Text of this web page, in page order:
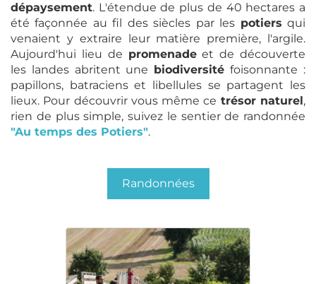
dépaysement. L'étendue de plus de 40 hectares a
été façonnée au fil des siècles par les potiers qui
venaient y extraire leur matière première, l'argile.
Aujourd'hui lieu de promenadeet de découverte
les landes abritent une biodiversité foisonnante :
papillons, batraciens et libellules se partagent les
lieux. Pour découvrir vous même ce trésor naturel,
rien de plus simple, suivez le sentier de randonnée
"Au temps des Potiers".
Randonnées